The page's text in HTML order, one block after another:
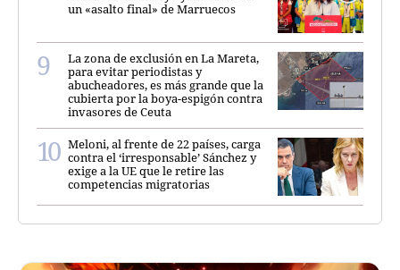
un «asalto final» de Marruecos
La zona de exclusión en La Mareta,
para evitar periodistas y
abucheadores, es más grande que la
cubierta por la boya-espigón contra
invasores de Ceuta
Meloni, al frente de 22 países, carga
contra el ‘irresponsable’ Sánchez y
exige a la UE que le retire las
competencias migratorias